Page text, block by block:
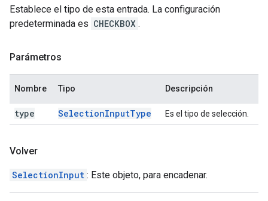
Establece el tipo de esta entrada. La configuración
predeterminada es CHECKBOX .
Parámetros
Nombre Tipo Descripción
type SelectionInputType Es el tipo de selección.
Volver
SelectionInput : Este objeto, para encadenar.